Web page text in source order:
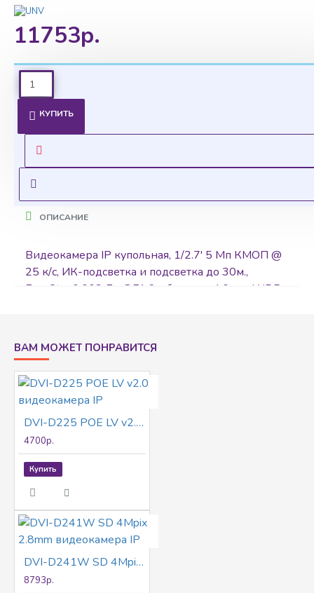
11753р.
КУПИТЬ
Ценовая политика
Уточнить цены на опт можно у менеджера
ОПИСАНИЕ
Видеокамера IP купольная, 1/2.7' 5 Мп КМОП @
25 к/с, ИК-подсветка и подсветка до 30м.,
EasyStar 0.003 Лк @F1.6, объектив 4.0 мм, WDR,
движения, Ultra motion detection(UMD), детекция
пересечения линии, детекция вторжения,
аудиодетекция, поддержка Micro SD карт памяти
до 256 Гбайт, IP67, металл+пластик, -40~+60°C
ВАМ МОЖЕТ ПОНРАВИТСЯ
DVI-D225 POE LV v2.0 видеокамера IP
4700р.
Купить
DVI-D241W SD 4Mpix 2.8mm видеокамера IP
8793р.